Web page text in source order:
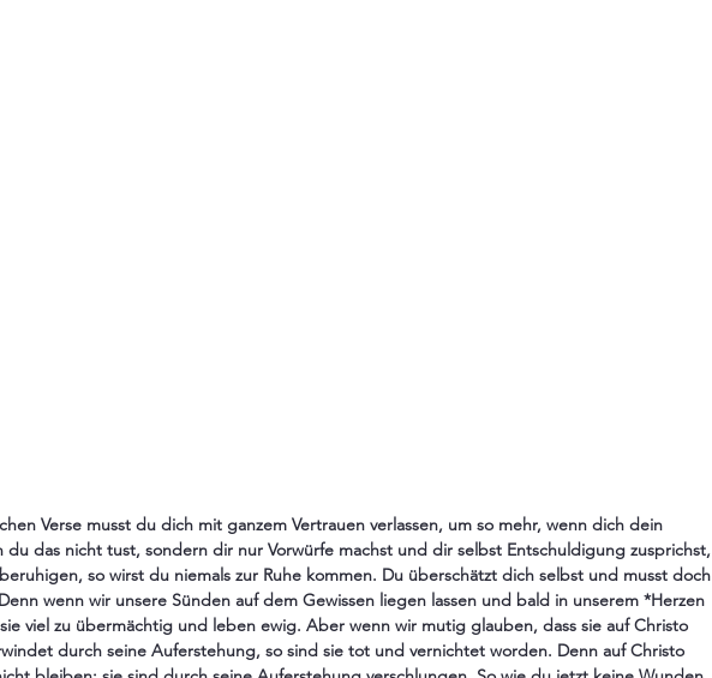
Verse musst du dich mit ganzem Vertrauen verlassen, um so mehr, wenn dich dein
du das nicht tust, sondern dir nur Vorwürfe machst und dir selbst Entschuldigung zusprichst,
so wirst du niemals zur Ruhe kommen. Du überschätzt dich selbst und musst doch
wenn wir unsere Sünden auf dem Gewissen liegen lassen und bald in unserem *Herzen
viel zu übermächtig und leben ewig. Aber wenn wir mutig glauben, dass sie auf Christo
durch seine Auferstehung, so sind sie tot und vernichtet worden. Denn auf Christo